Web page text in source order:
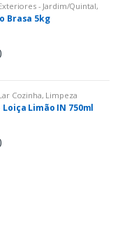
- Jardim/Quintal,
Brasa 5kg
Cozinha, Limpeza
Loiça Limão IN 750ml